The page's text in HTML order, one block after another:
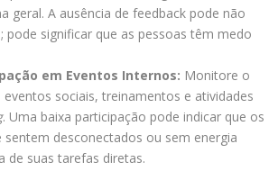
geral. A ausência de feedback pode não
pode significar que as pessoas têm medo
em Eventos Internos: Monitore o
sociais, treinamentos e atividades
. Uma baixa participação pode indicar que os
sentem desconectados ou sem energia
de suas tarefas diretas.